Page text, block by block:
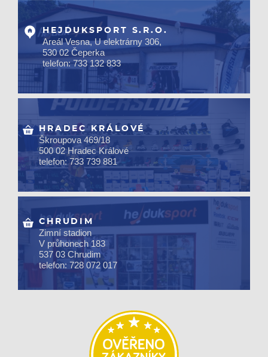
HEJDUKSPORT S.R.O.
Areál Vesna, U elektrárny 306,
530 02 Čeperka
telefon: 733 132 833
HRADEC KRÁLOVÉ
Škroupova 469/18
500 02 Hradec Králové
telefon: 733 739 881
CHRUDIM
Zimní stadion
V průhonech 183
537 03 Chrudim
telefon: 728 072 017